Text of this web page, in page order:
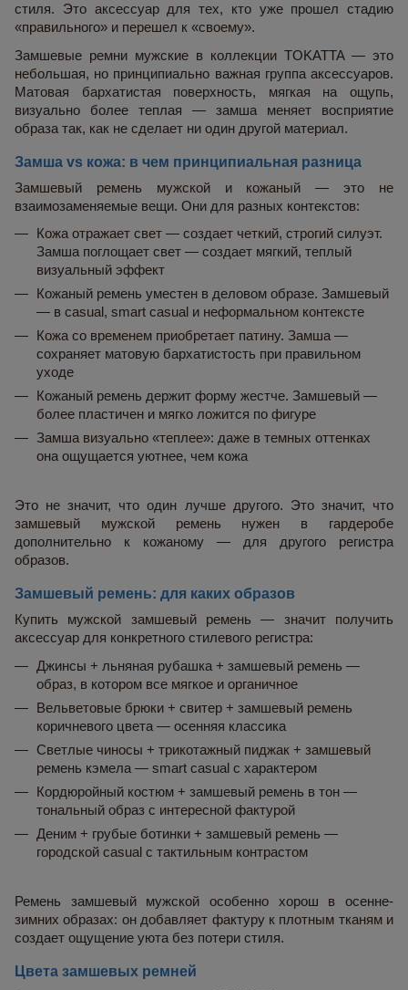
стиля. Это аксессуар для тех, кто уже прошел стадию
«правильного» и перешел к «своему».
Замшевые ремни мужские в коллекции TOKATTA — это
небольшая, но принципиально важная группа аксессуаров.
Матовая бархатистая поверхность, мягкая на ощупь,
визуально более теплая — замша меняет восприятие
образа так, как не сделает ни один другой материал.
Замша vs кожа: в чем принципиальная разница
Замшевый ремень мужской и кожаный — это не
взаимозаменяемые вещи. Они для разных контекстов:
Кожа отражает свет — создает четкий, строгий силуэт.
Замша поглощает свет — создает мягкий, теплый
визуальный эффект
Кожаный ремень уместен в деловом образе. Замшевый
— в casual, smart casual и неформальном контексте
Кожа со временем приобретает патину. Замша —
сохраняет матовую бархатистость при правильном
уходе
Кожаный ремень держит форму жестче. Замшевый —
более пластичен и мягко ложится по фигуре
Замша визуально «теплее»: даже в темных оттенках
она ощущается уютнее, чем кожа
Это не значит, что один лучше другого. Это значит, что
замшевый мужской ремень нужен в гардеробе
дополнительно к кожаному — для другого регистра
образов.
Замшевый ремень: для каких образов
Купить мужской замшевый ремень — значит получить
аксессуар для конкретного стилевого регистра:
Джинсы + льняная рубашка + замшевый ремень —
образ, в котором все мягкое и органичное
Вельветовые брюки + свитер + замшевый ремень
коричневого цвета — осенняя классика
Светлые чиносы + трикотажный пиджак + замшевый
ремень кэмела — smart casual с характером
Кордюройный костюм + замшевый ремень в тон —
тональный образ с интересной фактурой
Деним + грубые ботинки + замшевый ремень —
городской casual с тактильным контрастом
Ремень замшевый мужской особенно хорош в осенне-
зимних образах: он добавляет фактуру к плотным тканям и
создает ощущение уюта без потери стиля.
Цвета замшевых ремней